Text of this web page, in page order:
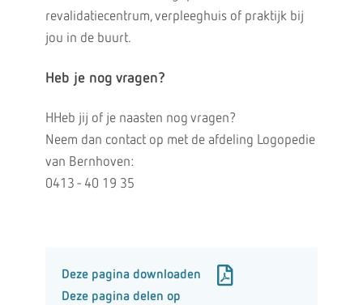
revalidatiecentrum, verpleeghuis of praktijk bij
jou in de buurt.
Heb je nog vragen?
HHeb jij of je naasten nog vragen?
Neem dan contact op met de afdeling Logopedie
van Bernhoven:
0413 - 40 19 35
Deze pagina downloaden
Deze pagina delen op